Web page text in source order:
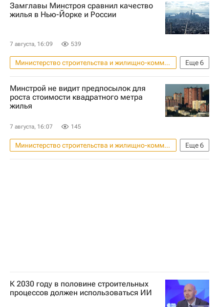
Сбербанк России
ДомКлик
Замглавы Минстроя сравнил качество
жилья в Нью-Йорке и России
7 августа, 16:09 539
Еще6
Министерство строительства и жилищно-коммунального хозяйства РФ (Минстрой России)
Жилье
Россия
Нью-Йорк (город)
Никита Стасишин
Сбербанк России
ДомКлик
Минстрой не видит предпосылок для
роста стоимости квадратного метра
жилья
7 августа, 16:07 145
Еще6
Министерство строительства и жилищно-коммунального хозяйства РФ (Минстрой России)
Жилье
Россия
Москва
К 2030 году в половине строительных
процессов должен использоваться ИИ